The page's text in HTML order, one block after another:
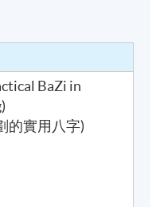
BaZi in
的實用八字)